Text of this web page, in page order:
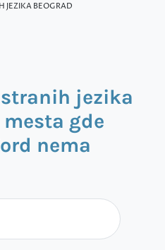
JEZIKA BEOGRAD
jezika
gde
nema